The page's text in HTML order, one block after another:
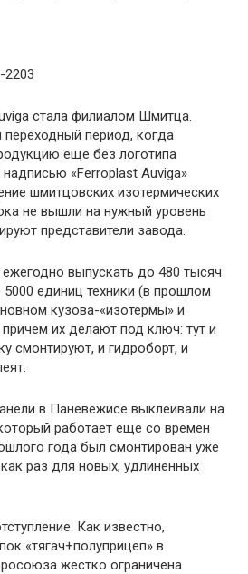
стала филиалом Шмитца.
период, когда
еще без логотипа
«Ferroplast Auviga»
шмитцовских изотермических
не вышли на нужный уровень
представители завода.
выпускать до 480 тысяч
единиц техники (в прошлом
кузова-«изотермы» и
их делают под ключ: тут и
смонтируют, и ­гидроборт, и
в Паневежисе выклеивали на
работает еще со времен
года был смонтирован уже
раз для новых, удлиненных
Как известно,
«тягач+полуприцеп» в
жестко ограничена